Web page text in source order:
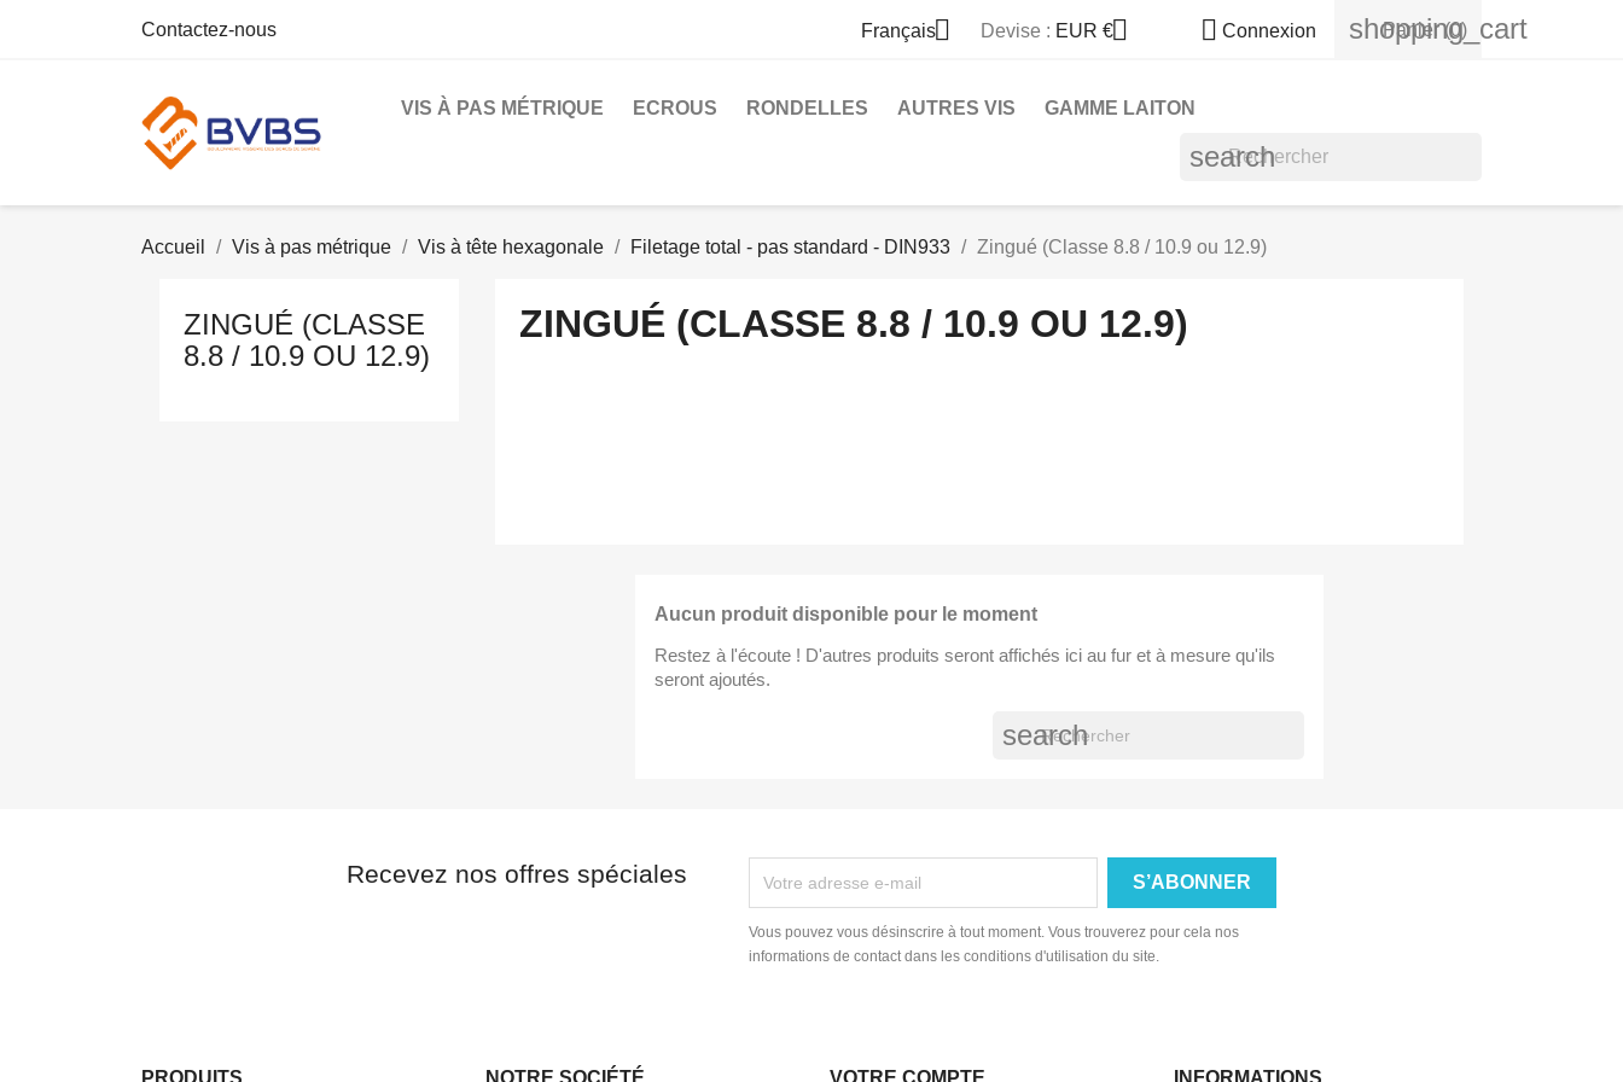
Ajouter à ma liste d'envies ×
add_circle_outline
Create new list
((modalTitle))
((confirmMessage))
Vous devez être connecté pour ajouter des produits à votre liste d'envies.
Contactez-nous Français Devise : EUR €  Connexion shopping_cart
Panier (0)
VIS À PAS MÉTRIQUE ECROUS RONDELLES AUTRES VIS GAMME LAITON
search
Accueil Vis à pas métrique Vis à tête hexagonale Filetage total - pas standard - DIN933 Zingué (Classe 8.8 / 10.9 ou 12.9)
ZINGUÉ (CLASSE
8.8 / 10.9 OU 12.9)
ZINGUÉ (CLASSE 8.8 / 10.9 OU 12.9)
Aucun produit disponible pour le moment
Restez à l'écoute ! D'autres produits seront affichés ici au fur et à mesure qu'ils
seront ajoutés.
search
Recevez nos offres spéciales
Vous pouvez vous désinscrire à tout moment. Vous trouverez pour cela nos
informations de contact dans les conditions d'utilisation du site.
PRODUITS NOTRE SOCIÉTÉ VOTRE COMPTE INFORMATIONS